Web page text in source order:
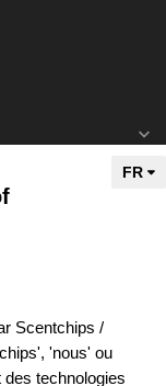
Scentchips /
'nous' ou
technologies